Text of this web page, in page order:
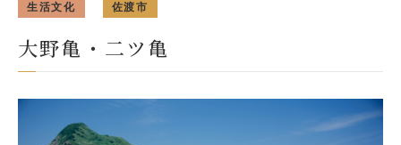
生活文化 佐渡市
大野亀・二ツ亀